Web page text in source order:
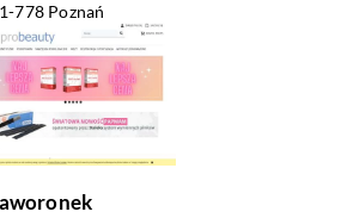
778 Poznań